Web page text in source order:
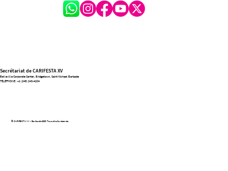
© CARIFESTA XV - Barbade 2025. Tous droits réservés.
Secrétariat de CARIFESTA XV
Belleville Corporate Center, Bridgetown, Saint Michael Barbade
TÉLÉPHONE : +1 (246) 243-4204